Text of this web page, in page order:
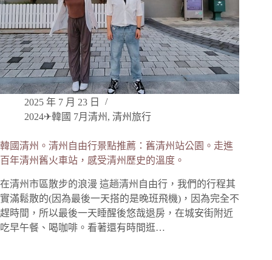
2025 年 7 月 23 日
2024✈韓國 7月清州 , 清州旅行
韓國清州。清州自由行景點推薦：舊清州站公園。走進
百年清州舊火車站，感受清州歷史的溫度。
在清州市區散步的浪漫 這趟清州自由行，我們的行程其
實滿鬆散的(因為最後一天搭的是晚班飛機)，因為完全不
趕時間，所以最後一天睡醒後悠哉退房，在城安街附近
吃早午餐、喝咖啡。看著還有時間逛…